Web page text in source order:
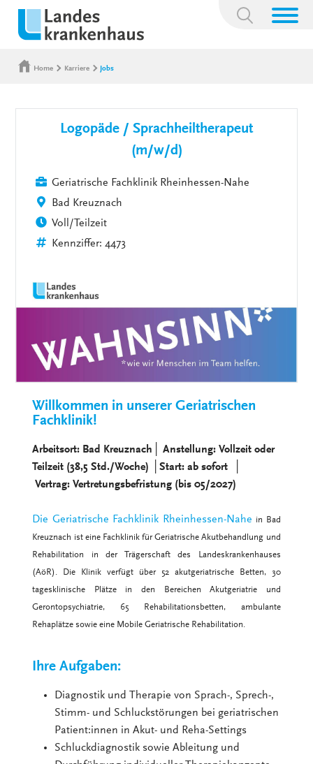
Suchbegriff:
Home Karriere Jobs
Logopäde / Sprachheiltherapeut
(m/w/d)
Geriatrische Fachklinik Rheinhessen-Nahe
Bad Kreuznach
Voll/Teilzeit
Kennziffer: 4473
Willkommen in unserer Geriatrischen
Fachklinik!
Arbeitsort: Bad Kreuznach│ Anstellung: Vollzeit oder
Teilzeit (38,5 Std./Woche) │Start: ab sofort │
Vertrag: Vertretungsbefristung (bis 05/2027)
Die Geriatrische Fachklinik Rheinhessen-Nahe in Bad
Kreuznach ist eine Fachklinik für Geriatrische Akutbehandlung und
Rehabilitation in der Trägerschaft des Landeskrankenhauses
(AöR). Die Klinik verfügt über 52 akutgeriatrische Betten, 30
tagesklinische Plätze in den Bereichen Akutgeriatrie und
Gerontopsychiatrie, 65 Rehabilitationsbetten, ambulante
Rehaplätze sowie eine Mobile Geriatrische Rehabilitation.
Ihre Aufgaben:
Diagnostik und Therapie von Sprach-, Sprech-,
Stimm- und Schluckstörungen bei geriatrischen
Patient:innen in Akut- und Reha-Settings
Schluckdiagnostik sowie Ableitung und